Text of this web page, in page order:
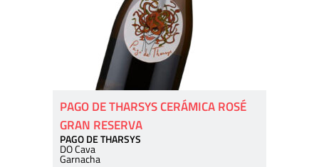
PAGO DE THARSYS CERÁMICA ROSÉ
GRAN RESERVA
PAGO DE THARSYS
DO Cava
Garnacha